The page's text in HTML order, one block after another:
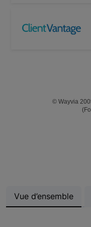
© Wayvia
Vue d’ensemble